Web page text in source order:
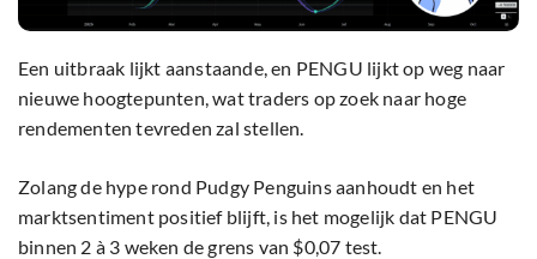
Een uitbraak lijkt aanstaande, en PENGU lijkt op weg naar
nieuwe hoogtepunten, wat traders op zoek naar hoge
rendementen tevreden zal stellen.
Zolang de hype rond Pudgy Penguins aanhoudt en het
marktsentiment positief blijft, is het mogelijk dat PENGU
binnen 2 à 3 weken de grens van $0,07 test.